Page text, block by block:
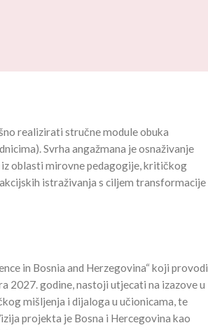
realizirati stručne module obuka
Svrha angažmana je osnaživanje
oblasti mirovne pedagogije, kritičkog
istraživanja s ciljem transformacije
in Bosnia and Herzegovina“ koji provodi
2027. godine, nastoji utjecati na izazove u
mišljenja i dijaloga u učionicama, te
projekta je Bosna i Hercegovina kao